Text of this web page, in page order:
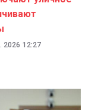
2026 12:27